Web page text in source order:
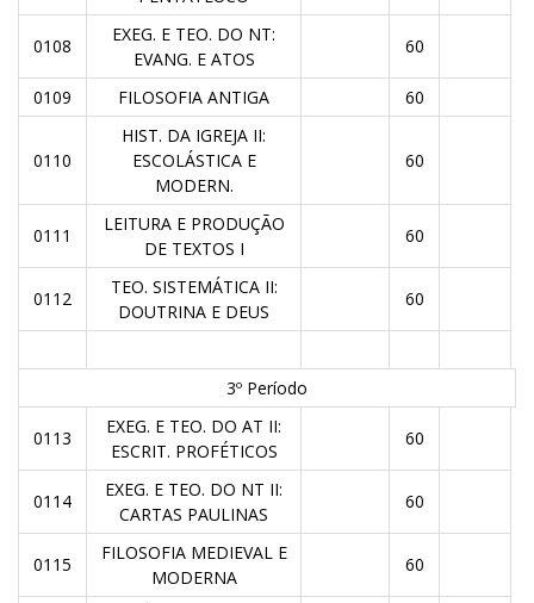
0108
EXEG. E TEO. DO NT:
EVANG. E ATOS
60
0109 FILOSOFIA ANTIGA 60
0110
HIST. DA IGREJA II:
ESCOLÁSTICA E
MODERN.
60
0111
LEITURA E PRODUÇÃO
DE TEXTOS I
60
0112
TEO. SISTEMÁTICA II:
DOUTRINA E DEUS
60
3º Período
0113
EXEG. E TEO. DO AT II:
ESCRIT. PROFÉTICOS
60
0114
EXEG. E TEO. DO NT II:
CARTAS PAULINAS
60
0115
FILOSOFIA MEDIEVAL E
MODERNA
60